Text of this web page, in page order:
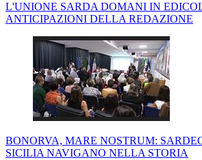
L'UNIONE SARDA DOMANI IN
ANTICIPAZIONI DELLA REDAZIONE
BONORVA, MARE NOSTRUM:
SICILIA NAVIGANO NELLA STORIA